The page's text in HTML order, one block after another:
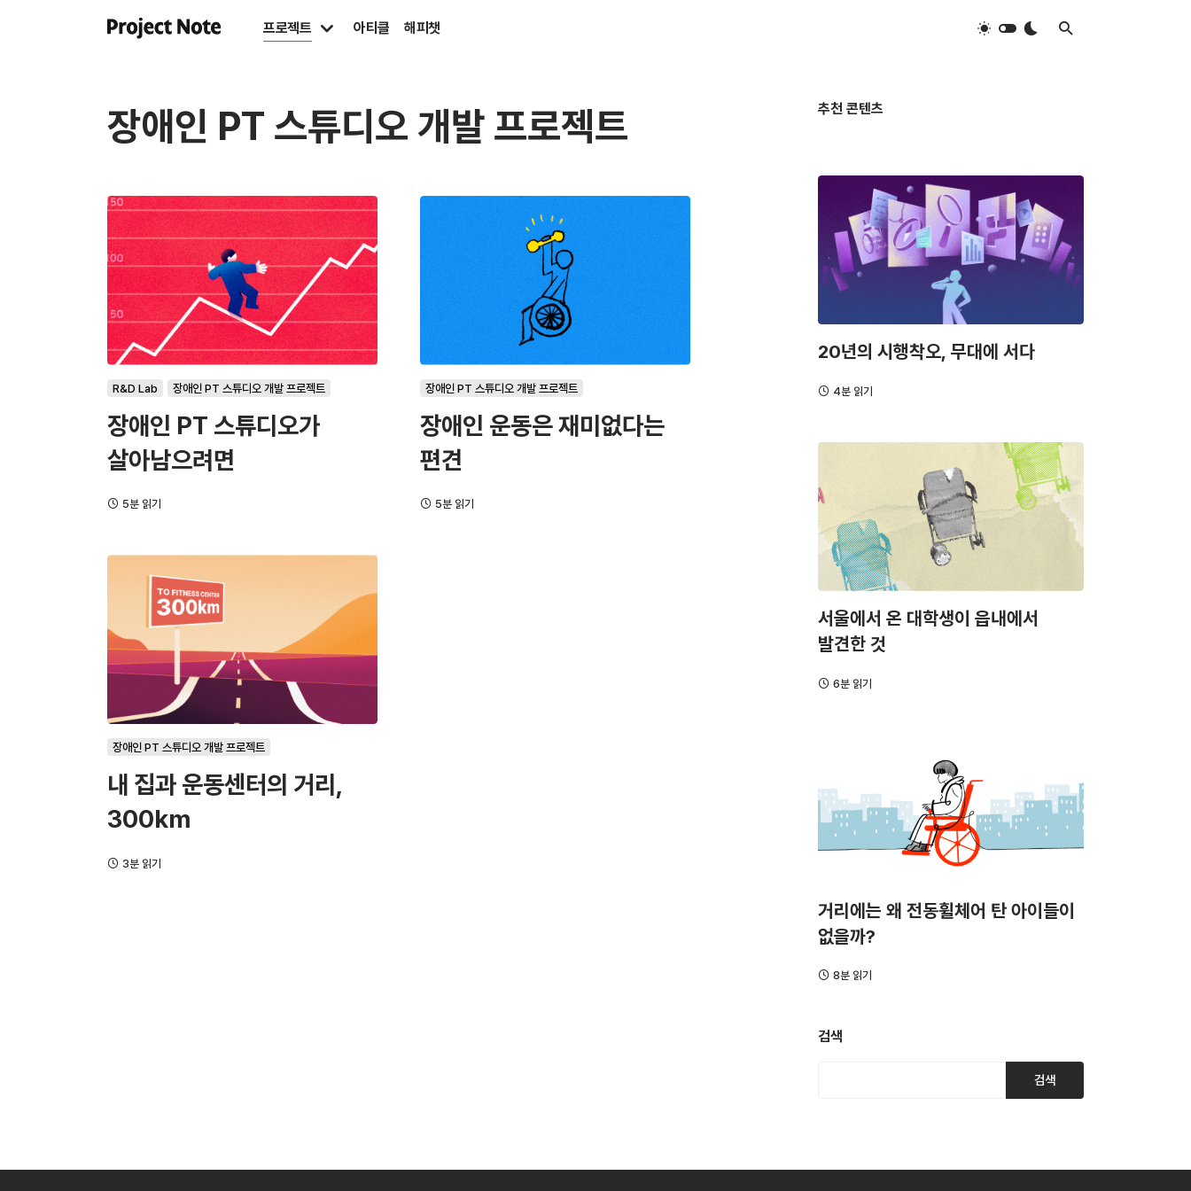
프로젝트 아티클 해피챗
장애인 PT 스튜디오 개발 프로젝트
R&D Lab 장애인 PT 스튜디오 개발 프로젝트
장애인 PT 스튜디오가
살아남으려면
5분 읽기
장애인 PT 스튜디오 개발 프로젝트
장애인 운동은 재미없다는
편견
5분 읽기
장애인 PT 스튜디오 개발 프로젝트
내 집과 운동센터의 거리,
300km
3분 읽기
추천 콘텐츠
20년의 시행착오, 무대에 서다
4분 읽기
서울에서 온 대학생이 읍내에서
발견한 것
6분 읽기
거리에는 왜 전동휠체어 탄 아이들이
없을까?
8분 읽기
검색
검색